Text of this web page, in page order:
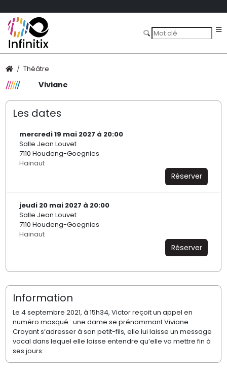
Théâtre
Viviane
Les dates
mercredi 19 mai 2027 à 20:00
Salle Jean Louvet
7110 Houdeng-Goegnies
Hainaut
Réserver
jeudi 20 mai 2027 à 20:00
Salle Jean Louvet
7110 Houdeng-Goegnies
Hainaut
Réserver
Information
Le 4 septembre 2021, à 15h34, Victor reçoit un appel en
numéro masqué : une dame se prénommant Viviane.
Croyant s’adresser à son petit-fils, elle lui laisse un message
vocal dans lequel elle laisse entendre qu’elle va mettre fin à
ses jours.